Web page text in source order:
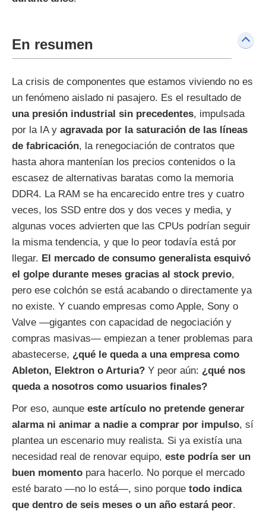
En resumen
La crisis de componentes que estamos viviendo no es
un fenómeno aislado ni pasajero. Es el resultado de
una presión industrial sin precedentes, impulsada
por la IA y agravada por la saturación de las líneas
de fabricación, la renegociación de contratos que
hasta ahora mantenían los precios contenidos o la
escasez de alternativas baratas como la memoria
DDR4. La RAM se ha encarecido entre tres y cuatro
veces, los SSD entre dos y dos veces y media, y
algunas voces advierten que las CPUs podrían seguir
la misma tendencia, y que lo peor todavía está por
llegar. El mercado de consumo generalista esquivó
el golpe durante meses gracias al stock previo,
pero ese colchón se está acabando o directamente ya
no existe. Y cuando empresas como Apple, Sony o
Valve —gigantes con capacidad de negociación y
compras masivas— empiezan a tener problemas para
abastecerse, ¿qué le queda a una empresa como
Ableton, Elektron o Arturia? Y peor aún: ¿qué nos
queda a nosotros como usuarios finales?
Por eso, aunque este artículo no pretende generar
alarma ni animar a nadie a comprar por impulso, sí
plantea un escenario muy realista. Si ya existía una
necesidad real de renovar equipo, este podría ser un
buen momento para hacerlo. No porque el mercado
esté barato —no lo está—, sino porque todo indica
que dentro de seis meses o un año estará peor.